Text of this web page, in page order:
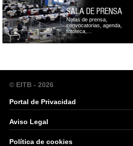
SALA DE PRENSA
Notas de prensa,
convocatorias, agenda,
fototeca,…
© EITB - 2026
Portal de Privacidad
Aviso Legal
Política de cookies